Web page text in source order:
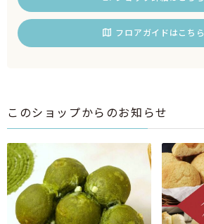
フロアガイドはこちら
このショップからのお知らせ